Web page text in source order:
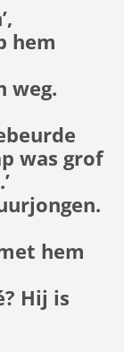
hem
weg.
was grof
hem
Hij is